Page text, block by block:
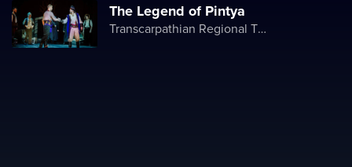
The Legend of Pintya
Transcarpathian Regional Theater of Drama and Comedy